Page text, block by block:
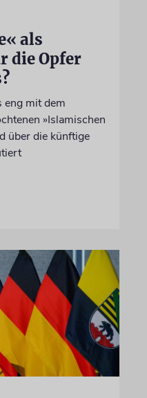
als
die Opfer
eng mit dem
»Islamischen
über die künftige